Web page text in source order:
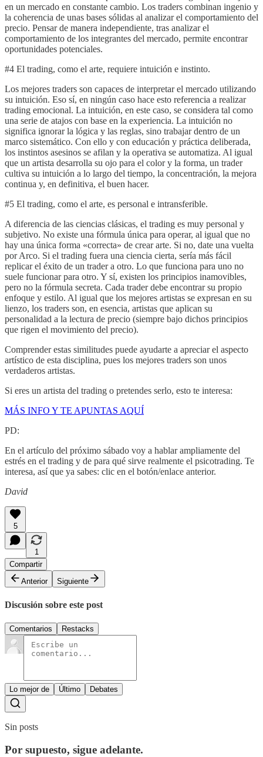
en un mercado en constante cambio. Los traders combinan ingenio y
la coherencia de unas bases sólidas al analizar el comportamiento del
precio. Pensar de manera independiente, tras analizar el
comportamiento de los integrantes del mercado, permite encontrar
oportunidades potenciales.
#4 El trading, como el arte, requiere intuición e instinto.
Los mejores traders son capaces de interpretar el mercado utilizando
su intuición. Eso sí, en ningún caso hace esto referencia a realizar
trading emocional. La intuición, en este caso, se considera tal como
una serie de atajos con base en la experiencia. La intuición no
significa ignorar la lógica y las reglas, sino trabajar dentro de un
marco sistemático. Con ello y con educación y práctica deliberada,
los instintos asesinos se afilan y la operativa se automatiza. Al igual
que un artista desarrolla su ojo para el color y la forma, un trader
cultiva su intuición a lo largo del tiempo, la concentración, la mejora
continua y, en definitiva, el buen hacer.
#5 El trading, como el arte, es personal e intransferible.
A diferencia de las ciencias clásicas, el trading es muy personal y
subjetivo. No existe una fórmula única para operar, al igual que no
hay una única forma «correcta» de crear arte. Si no, date una vuelta
por Arco. Si el trading fuera una ciencia cierta, sería más fácil
replicar el éxito de un trader a otro. Lo que funciona para uno no
suele funcionar para otro. Y sí, existen los principios inamovibles,
pero no la fórmula secreta. Cada trader debe encontrar su propio
enfoque y estilo. Al igual que los mejores artistas se expresan en su
lienzo, los traders son, en esencia, artistas que aplican su
personalidad a la lectura de precio (siempre bajo dichos principios
que rigen el movimiento del precio).
Comprender estas similitudes puede ayudarte a apreciar el aspecto
artístico de esta disciplina, pues los mejores traders son unos
verdaderos artistas.
Si eres un artista del trading o pretendes serlo, esto te interesa:
MÁS INFO Y TE APUNTAS AQUÍ
PD:
En el artículo del próximo sábado voy a hablar ampliamente del
estrés en el trading y de para qué sirve realmente el psicotrading. Te
interesa, así que ya sabes: clic en el botón/enlace anterior.
David
5
1
Compartir
Anterior
Siguiente
Discusión sobre este post
Comentarios Restacks
Lo mejor de Último Debates
Sin posts
Por supuesto, sigue adelante.